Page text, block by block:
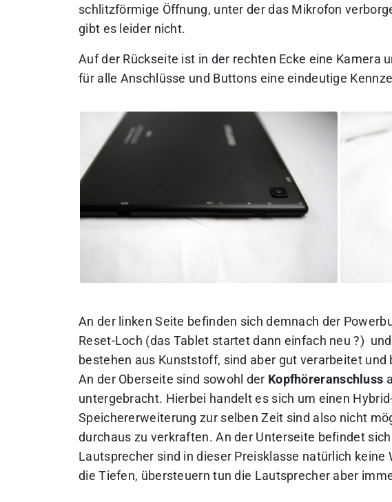
schlitzförmige Öffnung, unter der das Mikrofon
gibt es leider nicht.
Auf der Rückseite ist in der rechten Ecke eine Kamera
für alle Anschlüsse und Buttons eine eindeutige
An der linken Seite befinden sich demnach der
Reset-Loch (das Tablet startet dann einfach neu ?)
bestehen aus Kunststoff, sind aber gut verarbeitet
An der Oberseite sind sowohl der Kopfhöreranschluss
untergebracht. Hierbei handelt es sich um einen
Speichererweiterung zur selben Zeit sind also nicht
durchaus zu verkraften. An der Unterseite befindet sich
Lautsprecher sind in dieser Preisklasse natürlich
die Tiefen, übersteuern tun die Lautsprecher aber